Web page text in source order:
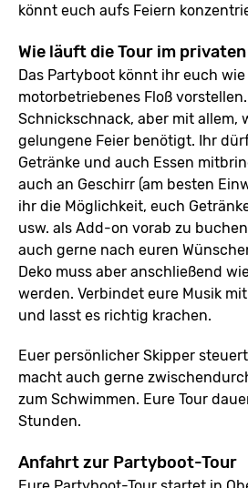
könnt euch aufs Feiern
Wie läuft die Tour im
Das Partyboot könnt ihr euch wie
motorbetriebenes Floß
Schnickschnack, aber mit allem,
gelungene Feier benötigt. Ihr
Getränke und auch Essen
auch an Geschirr (am besten
ihr die Möglichkeit, euch
usw. als Add-on vorab zu
auch gerne nach euren
Deko muss aber anschließend
werden. Verbindet eure Musik
und lasst es richtig krachen.
Euer persönlicher Skipper
macht auch gerne
zum Schwimmen. Eure Tour
Stunden.
Anfahrt zur Partyboot-Tour